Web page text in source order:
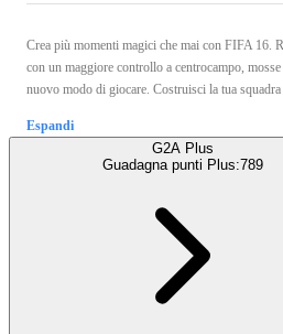
Crea più momenti magici che mai con FIFA 16.
con un maggiore controllo a centrocampo,
nuovo modo di giocare. Costruisci la tua squadra
Espandi
G2A Plus
Guadagna punti Plus:789